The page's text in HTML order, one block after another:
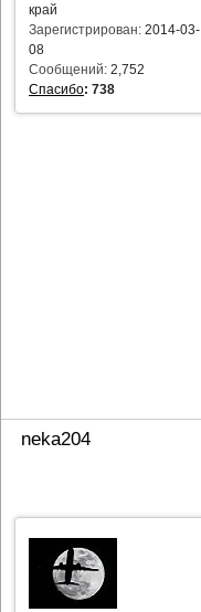
край
Зарегистрирован: 2014-03-
08
Сообщений: 2,752
Спасибо: 738
neka204